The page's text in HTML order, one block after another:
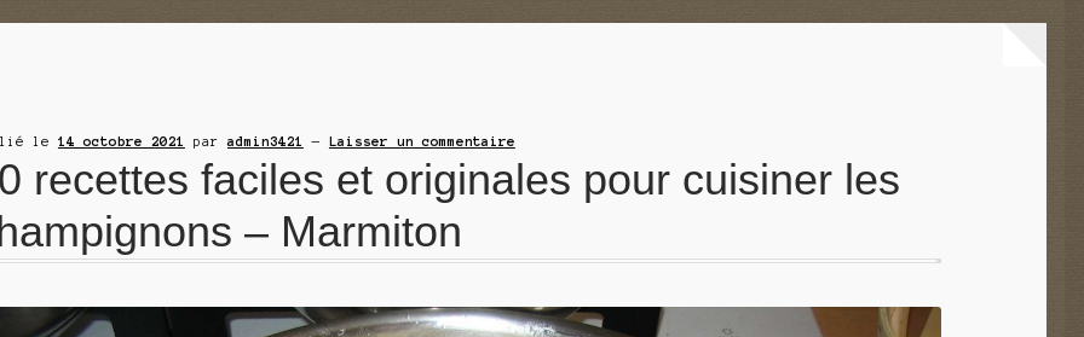
le 14 octobre 2021 paradmin3421 — Laisser un commentaire
recettes faciles et originales pour cuisiner les
– Marmiton